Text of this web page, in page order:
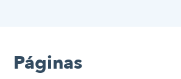
Páginas